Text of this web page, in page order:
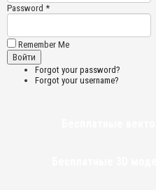
Password *
Remember Me
Forgot your password?
Forgot your username?